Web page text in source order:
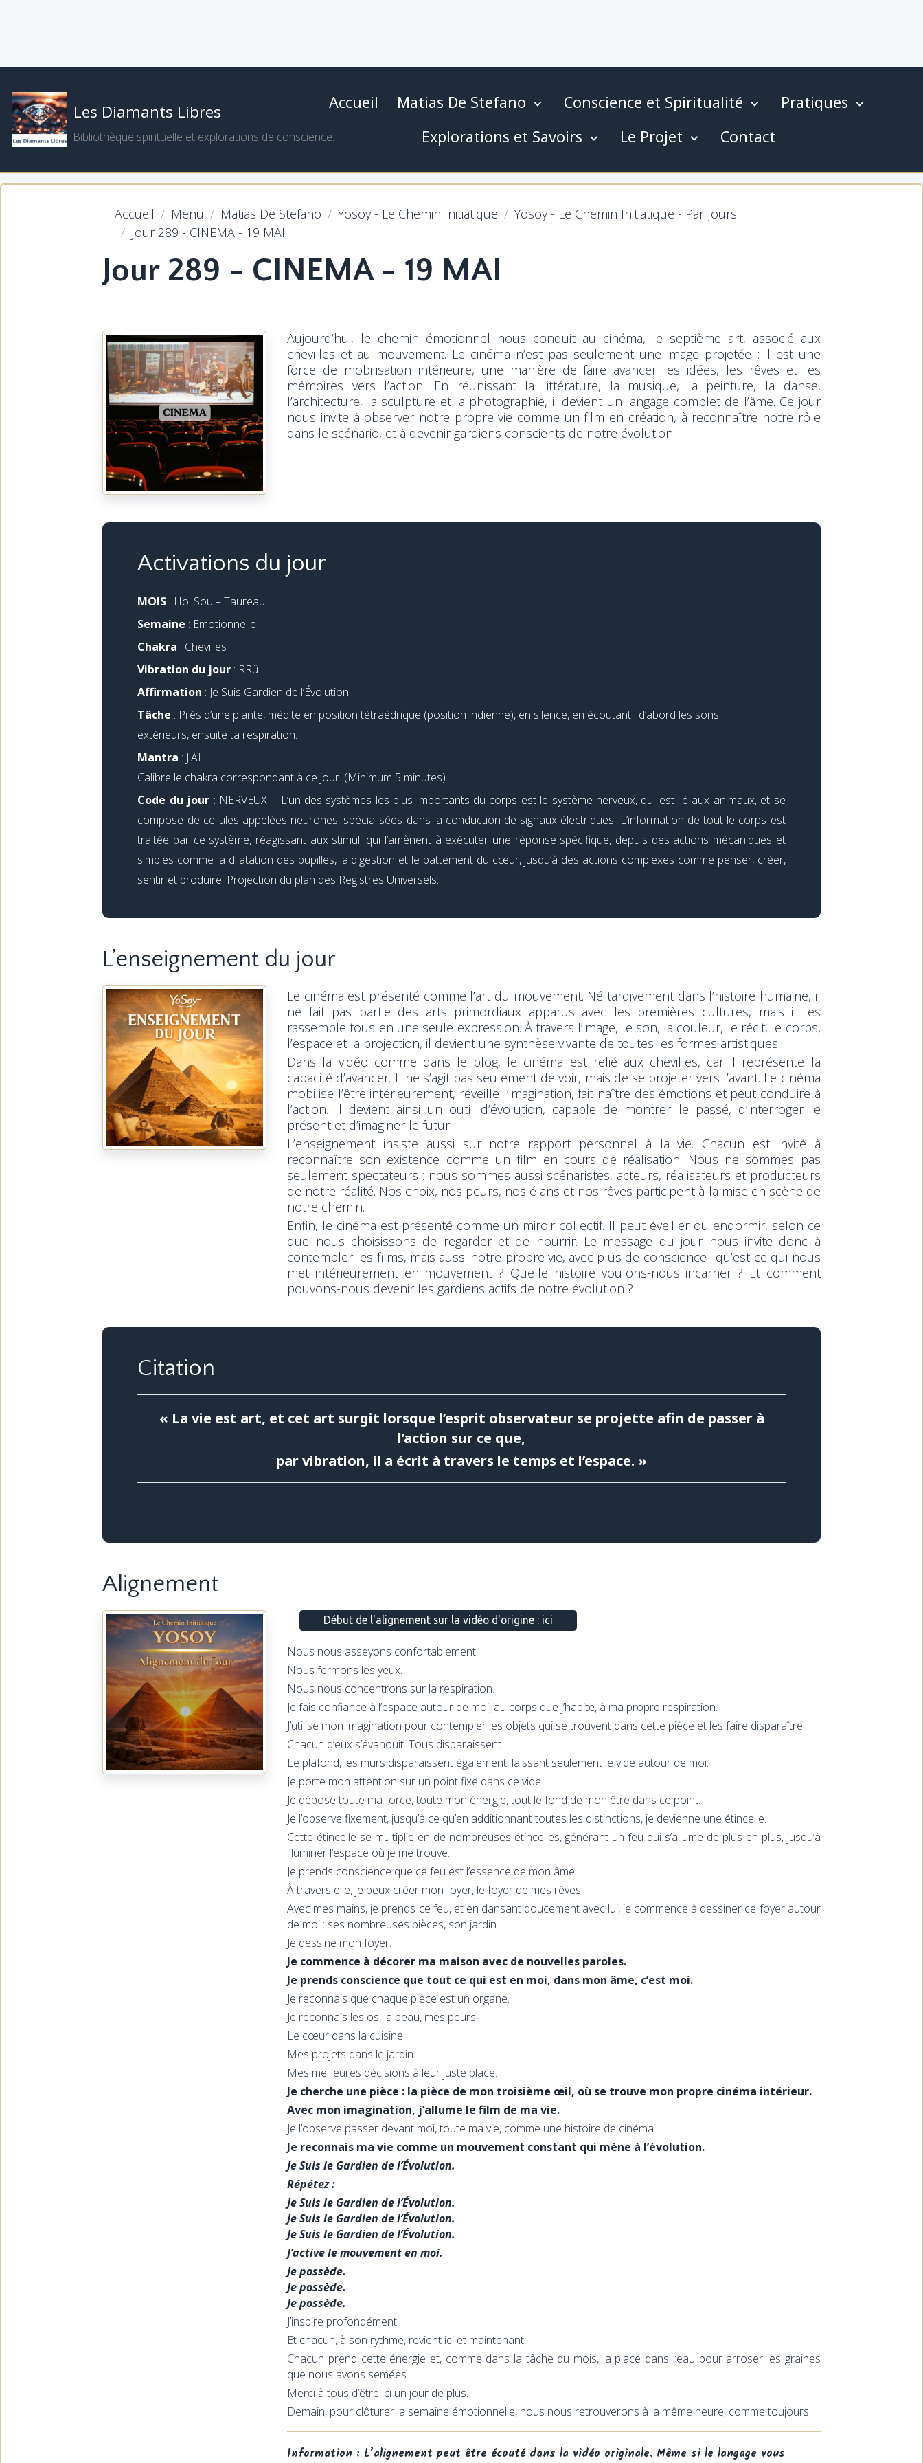
Les Diamants Libres
Bibliothèque spirituelle et explorations de conscience.
Accueil Matias De Stefano Conscience et Spiritualité
Pratiques
Explorations et Savoirs
Le Projet Contact
Accueil Menu Matias De Stefano Yosoy - Le Chemin Initiatique
Yosoy - Le Chemin Initiatique - Par Jours
Jour 289 - CINEMA - 19 MAI
Jour 289 - CINEMA - 19 MAI
Aujourd’hui, le chemin émotionnel nous conduit au cinéma, le septième art, associé aux
chevilles et au mouvement. Le cinéma n’est pas seulement une image projetée : il est une
force de mobilisation intérieure, une manière de faire avancer les idées, les rêves et les
mémoires vers l’action. En réunissant la littérature, la musique, la peinture, la danse,
l’architecture, la sculpture et la photographie, il devient un langage complet de l’âme. Ce jour
nous invite à observer notre propre vie comme un film en création, à reconnaître notre rôle
dans le scénario, et à devenir gardiens conscients de notre évolution.
Activations du jour
MOIS : Hol Sou – Taureau
Semaine : Emotionnelle
Chakra : Chevilles
Vibration du jour : RRü
Affirmation : Je Suis Gardien de l’Évolution
Tâche : Près d’une plante, médite en position tétraédrique (position indienne), en silence, en écoutant : d’abord les sons
extérieurs, ensuite ta respiration.
Mantra : J'AI
Calibre le chakra correspondant à ce jour. (Minimum 5 minutes)
Code du jour : NERVEUX = L’un des systèmes les plus importants du corps est le système nerveux, qui est lié aux animaux, et se
compose de cellules appelées neurones, spécialisées dans la conduction de signaux électriques. L’information de tout le corps est
traitée par ce système, réagissant aux stimuli qui l’amènent à exécuter une réponse spécifique, depuis des actions mécaniques et
simples comme la dilatation des pupilles, la digestion et le battement du cœur, jusqu’à des actions complexes comme penser, créer,
sentir et produire. Projection du plan des Registres Universels.
L’enseignement du jour
Le cinéma est présenté comme l’art du mouvement. Né tardivement dans l’histoire humaine, il
ne fait pas partie des arts primordiaux apparus avec les premières cultures, mais il les
rassemble tous en une seule expression. À travers l’image, le son, la couleur, le récit, le corps,
l’espace et la projection, il devient une synthèse vivante de toutes les formes artistiques.
Dans la vidéo comme dans le blog, le cinéma est relié aux chevilles, car il représente la
capacité d’avancer. Il ne s’agit pas seulement de voir, mais de se projeter vers l’avant. Le cinéma
mobilise l’être intérieurement, réveille l’imagination, fait naître des émotions et peut conduire à
l’action. Il devient ainsi un outil d’évolution, capable de montrer le passé, d’interroger le
présent et d’imaginer le futur.
L’enseignement insiste aussi sur notre rapport personnel à la vie. Chacun est invité à
reconnaître son existence comme un film en cours de réalisation. Nous ne sommes pas
seulement spectateurs : nous sommes aussi scénaristes, acteurs, réalisateurs et producteurs
de notre réalité. Nos choix, nos peurs, nos élans et nos rêves participent à la mise en scène de
notre chemin.
Enfin, le cinéma est présenté comme un miroir collectif. Il peut éveiller ou endormir, selon ce
que nous choisissons de regarder et de nourrir. Le message du jour nous invite donc à
contempler les films, mais aussi notre propre vie, avec plus de conscience : qu’est-ce qui nous
met intérieurement en mouvement ? Quelle histoire voulons-nous incarner ? Et comment
pouvons-nous devenir les gardiens actifs de notre évolution ?
Citation
« La vie est art, et cet art surgit lorsque l’esprit observateur se projette afin de passer à
l’action sur ce que,
par vibration, il a écrit à travers le temps et l’espace. »
Alignement
Début de l'alignement sur la vidéo d'origine : ici
Nous nous asseyons confortablement.
Nous fermons les yeux.
Nous nous concentrons sur la respiration.
Je fais confiance à l’espace autour de moi, au corps que j’habite, à ma propre respiration.
J’utilise mon imagination pour contempler les objets qui se trouvent dans cette pièce et les faire disparaître.
Chacun d’eux s’évanouit. Tous disparaissent.
Le plafond, les murs disparaissent également, laissant seulement le vide autour de moi.
Je porte mon attention sur un point fixe dans ce vide.
Je dépose toute ma force, toute mon énergie, tout le fond de mon être dans ce point.
Je l’observe fixement, jusqu’à ce qu’en additionnant toutes les distinctions, je devienne une étincelle.
Cette étincelle se multiplie en de nombreuses étincelles, générant un feu qui s’allume de plus en plus, jusqu’à
illuminer l’espace où je me trouve.
Je prends conscience que ce feu est l’essence de mon âme.
À travers elle, je peux créer mon foyer, le foyer de mes rêves.
Avec mes mains, je prends ce feu, et en dansant doucement avec lui, je commence à dessiner ce foyer autour
de moi : ses nombreuses pièces, son jardin.
Je dessine mon foyer.
Je commence à décorer ma maison avec de nouvelles paroles.
Je prends conscience que tout ce qui est en moi, dans mon âme, c’est moi.
Je reconnais que chaque pièce est un organe.
Je reconnais les os, la peau, mes peurs.
Le cœur dans la cuisine.
Mes projets dans le jardin.
Mes meilleures décisions à leur juste place.
Je cherche une pièce : la pièce de mon troisième œil, où se trouve mon propre cinéma intérieur.
Avec mon imagination, j’allume le film de ma vie.
Je l’observe passer devant moi, toute ma vie, comme une histoire de cinéma.
Je reconnais ma vie comme un mouvement constant qui mène à l’évolution.
Je Suis le Gardien de l’Évolution.
Répétez :
Je Suis le Gardien de l’Évolution.
Je Suis le Gardien de l’Évolution.
Je Suis le Gardien de l’Évolution.
J’active le mouvement en moi.
Je possède.
Je possède.
Je possède.
J’inspire profondément.
Et chacun, à son rythme, revient ici et maintenant.
Chacun prend cette énergie et, comme dans la tâche du mois, la place dans l’eau pour arroser les graines
que nous avons semées.
Merci à tous d’être ici un jour de plus.
Demain, pour clôturer la semaine émotionnelle, nous nous retrouverons à la même heure, comme toujours.
Information : L’alignement peut être écouté dans la vidéo originale. Même si le langage vous